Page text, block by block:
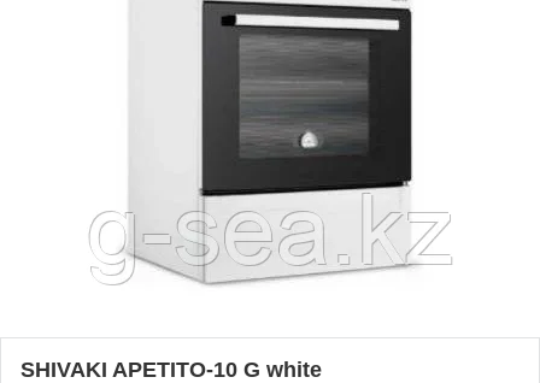
SHIVAKI APETITO-10 G white